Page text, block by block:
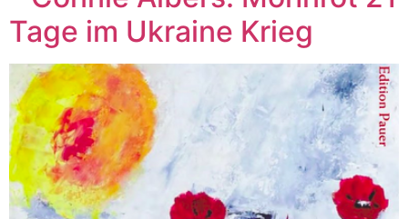
Tage im Ukraine Krieg